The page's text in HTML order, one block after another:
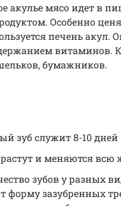
акулье мясо идет в
Особенно
печень
витаминов.
бумажников.
зуб служит 8-10 дней
и меняются всю
зубов у разных
форму зазубренных